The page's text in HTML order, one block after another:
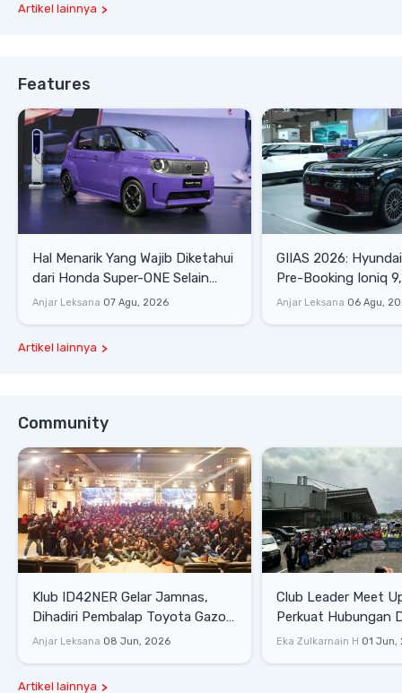
Artikel lainnya
Features
Hal Menarik Yang Wajib Diketahui
dari Honda Super-ONE Selain
Harga
Anjar Leksana 07 Agu, 2026
GIIAS 2026:
Pre-Booking Ioniq
Rp1,49 Miliar
Anjar Leksana 06 Agu,
Artikel lainnya
Community
Klub ID42NER Gelar Jamnas,
Dihadiri Pembalap Toyota Gazoo
Racing
Anjar Leksana 08 Jun, 2026
Club Leader Meet
Perkuat Hubungan
Dengan Komunitas
Eka Zulkarnain H 01 Jun,
Artikel lainnya